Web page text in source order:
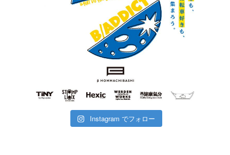
Instagram でフォロー